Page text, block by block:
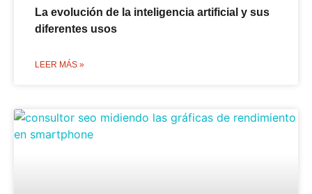
La evolución de la inteligencia artificial y sus
diferentes usos
LEER MÁS »